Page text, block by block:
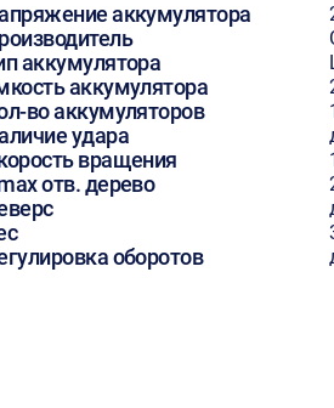
аккумулятора
аккумулятора
аккумулятора
во аккумуляторов
удара
вращения
отв. дерево
оборотов